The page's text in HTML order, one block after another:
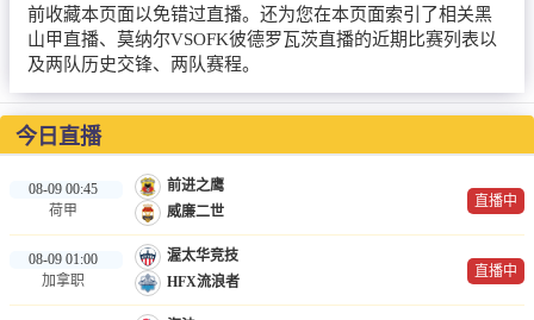
篮球录像
新闻
足球新闻
篮球新闻
体育词条
前收藏本页面以免错过直播。还为您在本页面索引了相关黑
山甲直播、莫纳尔VSOFK彼德罗瓦茨直播的近期比赛列表以
及两队历史交锋、两队赛程。
今日直播
08-09 00:45
荷甲
前进之鹰
威廉二世
直播中
08-09 01:00
加拿职
渥太华竞技
HFX流浪者
直播中